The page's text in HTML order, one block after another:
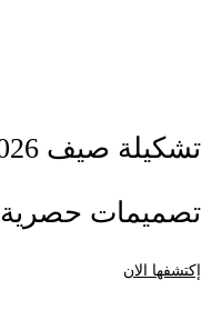
تشكيلة صيف 2026
تصميمات حصرية
إكتشفها الان